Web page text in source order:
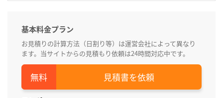
基本料金プラン
お見積りの計算方法（日割り等）は運営会社によって異なり
ます。当サイトからの見積もり依頼は24時間対応中です。
見積書を依頼